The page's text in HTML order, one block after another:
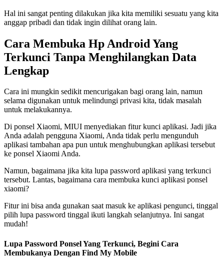
Hal ini sangat penting dilakukan jika kita memiliki sesuatu yang kita
anggap pribadi dan tidak ingin dilihat orang lain.
Cara Membuka Hp Android Yang
Terkunci Tanpa Menghilangkan Data
Lengkap
Cara ini mungkin sedikit mencurigakan bagi orang lain, namun
selama digunakan untuk melindungi privasi kita, tidak masalah
untuk melakukannya.
Di ponsel Xiaomi, MIUI menyediakan fitur kunci aplikasi. Jadi jika
Anda adalah pengguna Xiaomi, Anda tidak perlu mengunduh
aplikasi tambahan apa pun untuk menghubungkan aplikasi tersebut
ke ponsel Xiaomi Anda.
Namun, bagaimana jika kita lupa password aplikasi yang terkunci
tersebut. Lantas, bagaimana cara membuka kunci aplikasi ponsel
xiaomi?
Fitur ini bisa anda gunakan saat masuk ke aplikasi pengunci, tinggal
pilih lupa password tinggal ikuti langkah selanjutnya. Ini sangat
mudah!
Lupa Password Ponsel Yang Terkunci, Begini Cara
Membukanya Dengan Find My Mobile